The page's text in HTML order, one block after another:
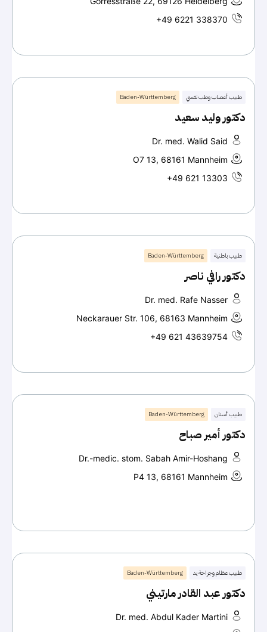
+49 6221 338370
طبيب أعصاب وطب نفسي Baden-Württemberg
دكتور وليد سعيد
Dr. med. Walid Said
O7 13, 68161 Mannheim
+49 621 13303
طبيب باطنية Baden-Württemberg
دكتور رافي ناصر
Dr. med. Rafe Nasser
Neckarauer Str. 106, 68163 Mannheim
+49 621 43639754
طبيب أسنان Baden-Württemberg
دكتور أمير صباح
Dr.-medic. stom. Sabah Amir-Hoshang
P4 13, 68161 Mannheim
طبيب عظام وجراحة يد Baden-Württemberg
دكتور عبد القادر مارتيني
Dr. med. Abdul Kader Martini